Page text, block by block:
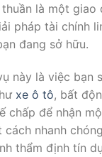
là một giao
pháp tài chính
đang sở hữu.
này là việc bạn
xe ô tô, bất
chấp để nhận
nhanh
thẩm định tín